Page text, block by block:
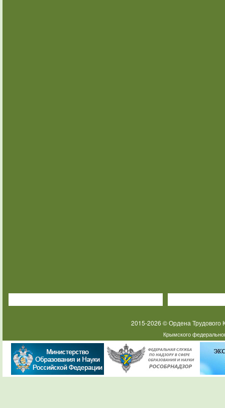
2015-2026 © Ордена
Крымского